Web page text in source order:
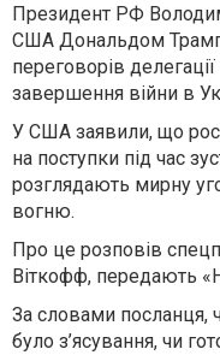
Президент РФ
США Дональдом
переговорів
завершення війни в
У США заявили, що
на поступки під час
розглядають мирну
вогню.
Про це розповів
Віткофф, передають
За словами посланця,
було з’ясування, чи